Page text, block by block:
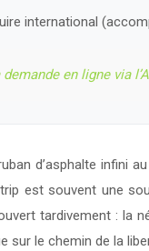
international
en ligne via
d’asphalte
est souvent une
tardivement : la
sur le chemin de la